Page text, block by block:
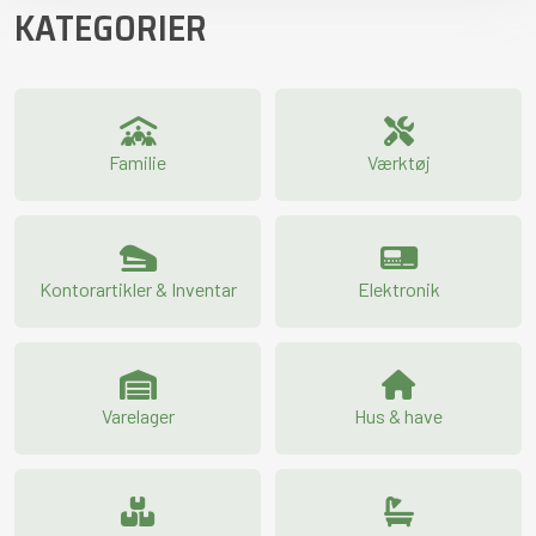
KATEGORIER
Familie Værktøj
Kontorartikler & Inventar Elektronik
Varelager Hus & have